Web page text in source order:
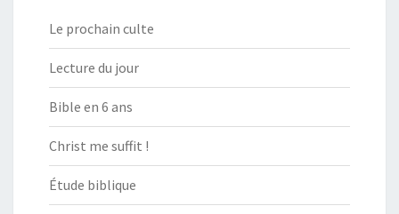
Le prochain culte
Lecture du jour
Bible en 6 ans
Christ me suffit !
Étude biblique